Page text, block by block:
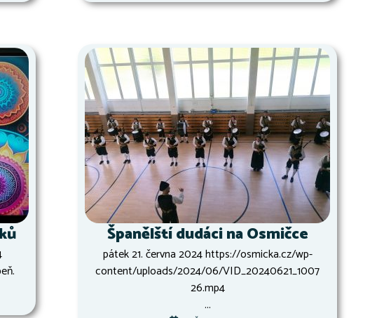
Španělští dudáci na Osmičce
pátek 21. června 2024 https://osmicka.cz/wp-
content/uploads/2024/06/VID_20240621_1007
26.mp4
...